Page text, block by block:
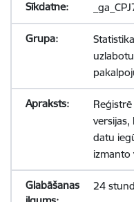
datu
izmanto
24